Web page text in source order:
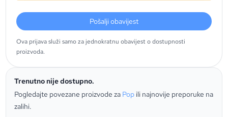
Pošalji obavijest
Ova prijava služi samo za jednokratnu obavijest o dostupnosti
proizvoda.
Trenutno nije dostupno.
Pogledajte povezane proizvode za Pop ili najnovije preporuke na
zalihi.